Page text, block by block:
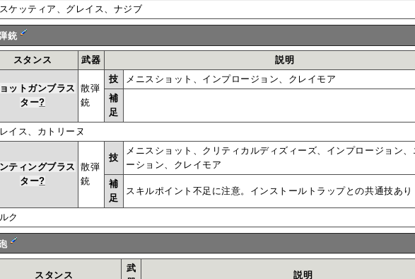
ケッティア、グレイス、ナジブ
銃
スタンス 武器 説明
ットガンブラス
ター?
散弾
銃
技
メニスショット、インプロージョン、クレイモア
補
足
イス、カトリーヌ
ティングブラス
ター?
散弾
銃
技
メニスショット、クリティカルディズィーズ、インプロージョン、
ーション、クレイモア
補
足
スキルポイント不足に注意。インストールトラップとの共通技あり
ク
スタンス
武
説明